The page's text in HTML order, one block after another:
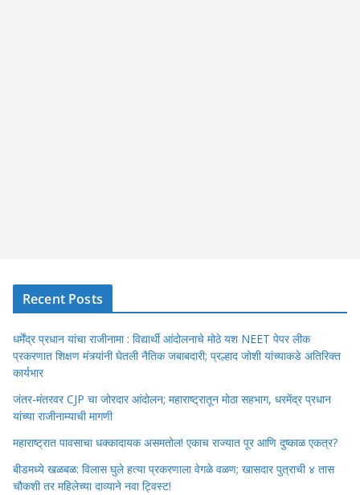
Recent Posts
धर्मेंद्र प्रधान यांचा राजीनामा : विद्यार्थी आंदोलनाचे मोठे यश NEET पेपर लीक
प्रकरणात शिक्षण मंत्र्यांनी घेतली नैतिक जबाबदारी; प्रल्हाद जोशी यांच्याकडे अतिरिक्त
कार्यभार
जंतर-मंतरवर CJP चा जोरदार आंदोलन; महाराष्ट्रातून मोठा सहभाग, धरमेंद्र प्रधान
यांच्या राजीनाम्याची मागणी
महाराष्ट्रात पावसाचा धक्कादायक असमतोल! एकाच राज्यात पूर आणि दुष्काळ एकत्र?
बीडमध्ये खळबळ: विलास घुले हत्या प्रकरणाला वेगळे वळण; खासदार पुत्राची ४ तास
चौकशी तर महिलेच्या दाव्याने नवा ट्विस्ट!